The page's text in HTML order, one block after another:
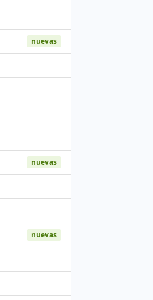
nuevas
nuevas
nuevas